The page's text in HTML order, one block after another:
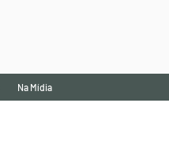
Na Mídia